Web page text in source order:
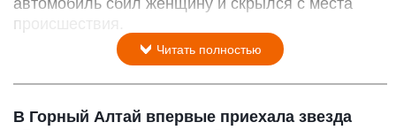
происшествия.
Читать полностью
В Горный Алтай впервые приехала звезда